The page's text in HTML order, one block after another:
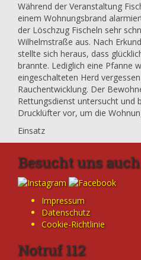
Während der Veranstaltung
einem Wohnungsbrand
der Löschzug Fischeln sehr
Wilhelmstraße aus. Nach
stellte sich heraus, dass
brannte. Lediglich eine Pfanne
eingeschalteten Herd
Rauchentwicklung. Der
Rettungsdienst untersucht und
Drucklüfter vor, um die
Einsatz
Besucht uns
Impressum
Datenschutz
Cookie-Richtlinie
Notruf 112